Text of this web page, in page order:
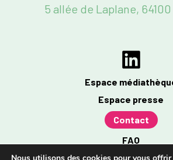
5 allée de Laplane,
Espace
Espace presse
Contact
FAQ
Mentions légales